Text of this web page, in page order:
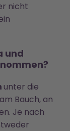
nicht
und
unter die
Bauch, an
Je nach